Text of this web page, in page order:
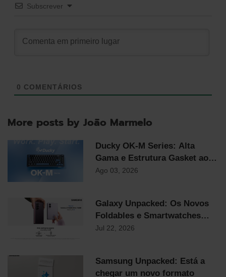
Subscrever
0 COMENTÁRIOS
More posts by João Marmelo
Ducky OK-M Series: Alta
Gama e Estrutura Gasket ao
Preço Mais Competitivo do
Ago 03, 2026
Galaxy Unpacked: Os Novos
Foldables e Smartwatches
Samsung já chegaram!
Jul 22, 2026
Samsung Unpacked: Está a
chegar um novo formato